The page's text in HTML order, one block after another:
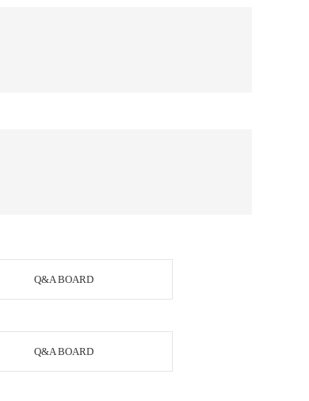
Q&A BOARD
Q&A BOARD